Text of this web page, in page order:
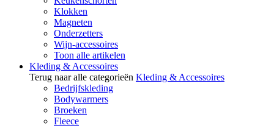
Klokken
Magneten
Onderzetters
Wijn-accessoires
Toon alle artikelen
Kleding & Accessoires
Terug naar alle categorieën Kleding & Accessoires
Bedrijfskleding
Bodywarmers
Broeken
Fleece